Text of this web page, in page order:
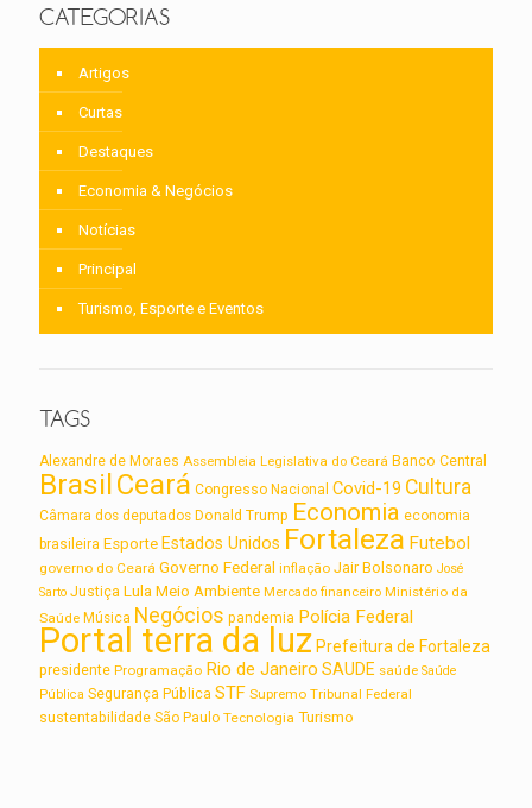
CATEGORIAS
Artigos
Curtas
Destaques
Economia & Negócios
Notícias
Principal
Turismo, Esporte e Eventos
TAGS
Alexandre de Moraes Assembleia Legislativa do Ceará Banco Central
BrasilCeará Congresso Nacional Covid-19 Cultura
Câmara dos deputados Donald Trump Economia economia
brasileira Esporte Estados Unidos Fortaleza Futebol
governo do Ceará Governo Federal inflação Jair Bolsonaro José
Sarto Justiça Lula Meio Ambiente Mercado financeiro Ministério da
Saúde Música Negócios pandemia Polícia Federal
Portal terra da luzPrefeitura de Fortaleza
presidente Programação Rio de Janeiro SAUDE saúde Saúde
Pública Segurança Pública STF Supremo Tribunal Federal
sustentabilidade São Paulo Tecnologia Turismo